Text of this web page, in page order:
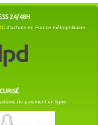
24/48H
d'achats en France métropolitaine
de paiement en ligne